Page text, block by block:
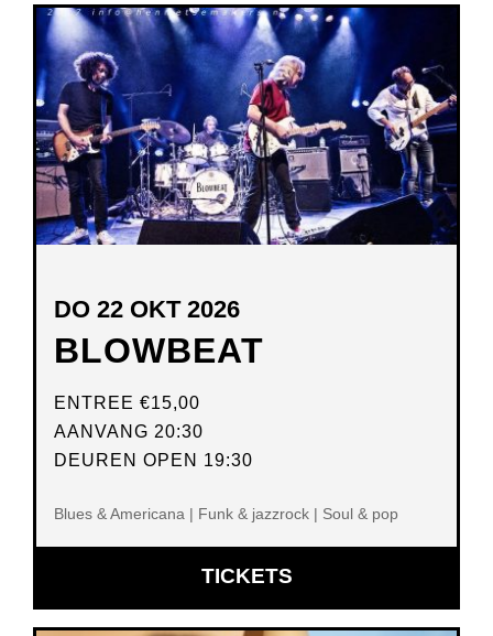
NIEUW
VENSTER
BLOWBEAT
DO 22 OKT 2026
ENTREE €15,00
AANVANG 20:30
DEUREN OPEN 19:30
Blues & Americana | Funk & jazzrock | Soul & pop
TICKETSOPENT
IN